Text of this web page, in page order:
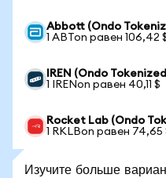
Abbott (Ondo
1 ABTon равен 106,42
IREN (Ondo
1 IRENon равен 40,11 $
Rocket Lab (Ondo
1 RKLBon равен 74,65
Изучите больше